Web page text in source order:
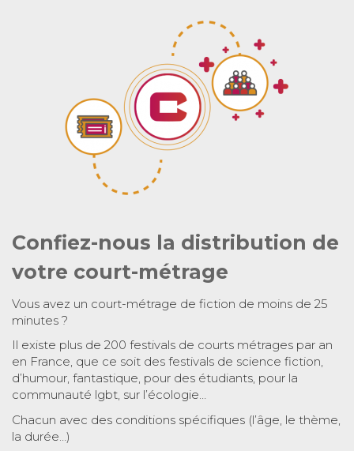
Confiez-nous la distribution de
votre court-métrage
Vous avez un court-métrage de fiction de moins de 25
minutes ?
Il existe plus de 200 festivals de courts métrages par an
en France, que ce soit des festivals de science fiction,
d’humour, fantastique, pour des étudiants, pour la
communauté lgbt, sur l’écologie…
Chacun avec des conditions spécifiques (l’âge, le thème,
la durée…)